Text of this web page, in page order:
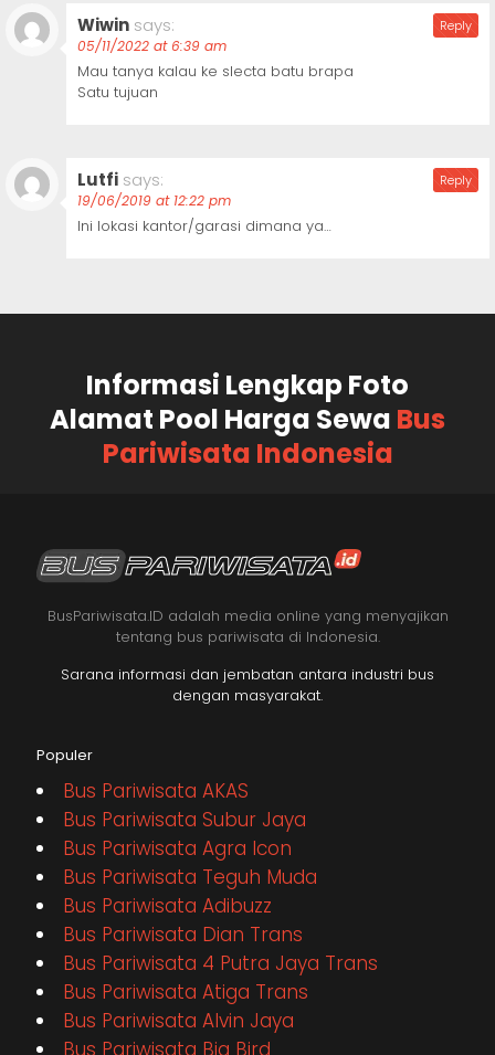
Wiwin says:
05/11/2022 at 6:39 am
Mau tanya kalau ke slecta batu brapa
Satu tujuan
Reply
Lutfi says:
19/06/2019 at 12:22 pm
Ini lokasi kantor/garasi dimana ya…
Reply
Informasi Lengkap Foto
Alamat Pool Harga Sewa Bus
Pariwisata Indonesia
BusPariwisata.ID adalah media online yang menyajikan
tentang bus pariwisata di Indonesia.
Sarana informasi dan jembatan antara industri bus
dengan masyarakat.
Populer
Bus Pariwisata AKAS
Bus Pariwisata Subur Jaya
Bus Pariwisata Agra Icon
Bus Pariwisata Teguh Muda
Bus Pariwisata Adibuzz
Bus Pariwisata Dian Trans
Bus Pariwisata 4 Putra Jaya Trans
Bus Pariwisata Atiga Trans
Bus Pariwisata Alvin Jaya